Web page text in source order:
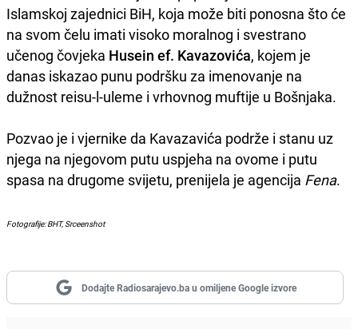
Islamskoj zajednici BiH, koja može biti ponosna što će
na svom čelu imati visoko moralnog i svestrano
učenog čovjeka Husein ef. Kavazovića, kojem je
danas iskazao punu podršku za imenovanje na
dužnost reisu-l-uleme i vrhovnog muftije u Bošnjaka.
Pozvao je i vjernike da Kavazavića podrže i stanu uz
njega na njegovom putu uspjeha na ovome i putu
spasa na drugome svijetu, prenijela je agencija Fena.
Fotografije: BHT, Srceenshot
Dodajte Radiosarajevo.ba u omiljene Google izvore